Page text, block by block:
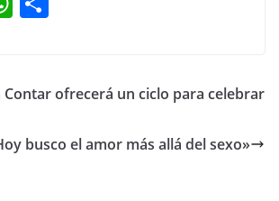
s
p
p
tir
ofrecerá un ciclo para celebrar
busco el amor más allá del sexo»